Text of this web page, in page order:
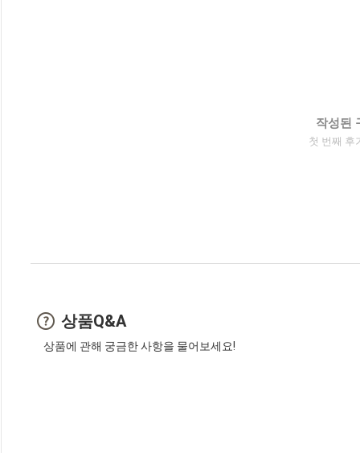
작성된
첫 번째 후
상품Q&A
상품에 관해 궁금한 사항을 물어보세요!